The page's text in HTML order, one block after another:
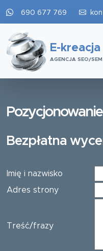
690 677 769
E-kreacja
AGENCJA SEO/SEM
Bezpłatna
Imię i nazwisko
Adres strony
Treść/frazy